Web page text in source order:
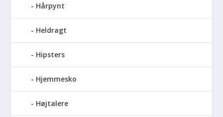
Hårpynt
Heldragt
Hipsters
Hjemmesko
Højtalere